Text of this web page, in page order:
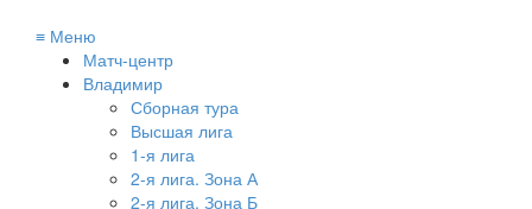
≡ Меню
Матч-центр
Владимир
Сборная тура
Высшая лига
1-я лига
2-я лига. Зона А
2-я лига. Зона Б